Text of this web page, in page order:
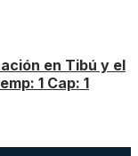
en Tibú y el
1 Cap: 1